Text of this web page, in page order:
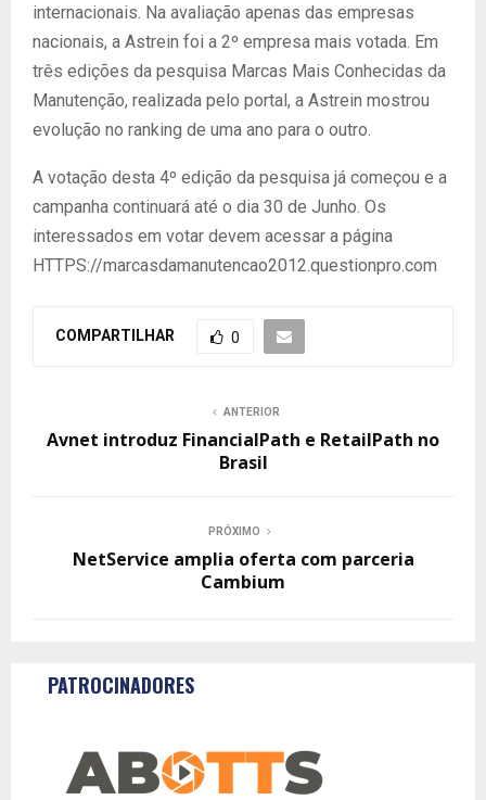
internacionais. Na avaliação apenas das empresas
nacionais, a Astrein foi a 2º empresa mais votada. Em
três edições da pesquisa Marcas Mais Conhecidas da
Manutenção, realizada pelo portal, a Astrein mostrou
evolução no ranking de uma ano para o outro.
A votação desta 4º edição da pesquisa já começou e a
campanha continuará até o dia 30 de Junho. Os
interessados em votar devem acessar a página
HTTPS://marcasdamanutencao2012.questionpro.com
COMPARTILHAR 0
ANTERIOR
Avnet introduz FinancialPath e RetailPath no
Brasil
PRÓXIMO
NetService amplia oferta com parceria
Cambium
PATROCINADORES